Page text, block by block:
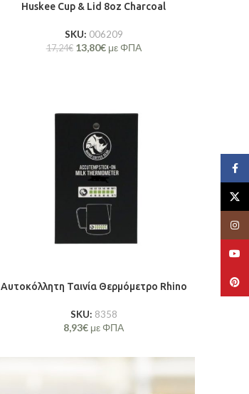
Huskee Cup & Lid 8oz Charcoal
SKU: 006209
17,24€ 13,80€με ΦΠΑ
Αυτοκόλλητη Ταινία Θερμόμετρο Rhino
SKU: 8358
8,93€ με ΦΠΑ